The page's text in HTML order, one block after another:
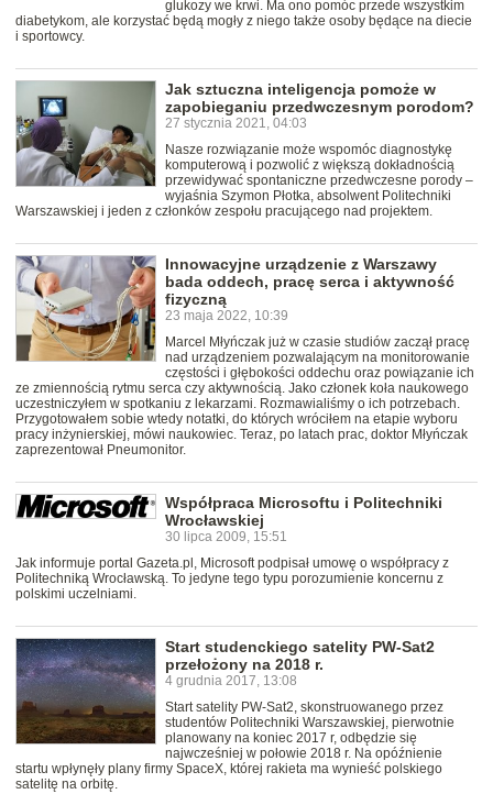
glukozy we krwi. Ma ono pomóc przede wszystkim
diabetykom, ale korzystać będą mogły z niego także osoby będące na diecie
i sportowcy.
Jak sztuczna inteligencja pomoże w
zapobieganiu przedwczesnym porodom?
27 stycznia 2021, 04:03
Nasze rozwiązanie może wspomóc diagnostykę
komputerową i pozwolić z większą dokładnością
przewidywać spontaniczne przedwczesne porody –
wyjaśnia Szymon Płotka, absolwent Politechniki
Warszawskiej i jeden z członków zespołu pracującego nad projektem.
Innowacyjne urządzenie z Warszawy
bada oddech, pracę serca i aktywność
fizyczną
23 maja 2022, 10:39
Marcel Młyńczak już w czasie studiów zaczął pracę
nad urządzeniem pozwalającym na monitorowanie
częstości i głębokości oddechu oraz powiązanie ich
ze zmiennością rytmu serca czy aktywnością. Jako członek koła naukowego
uczestniczyłem w spotkaniu z lekarzami. Rozmawialiśmy o ich potrzebach.
Przygotowałem sobie wtedy notatki, do których wróciłem na etapie wyboru
pracy inżynierskiej, mówi naukowiec. Teraz, po latach prac, doktor Młyńczak
zaprezentował Pneumonitor.
Współpraca Microsoftu i Politechniki
Wrocławskiej
30 lipca 2009, 15:51
Jak informuje portal Gazeta.pl, Microsoft podpisał umowę o współpracy z
Politechniką Wrocławską. To jedyne tego typu porozumienie koncernu z
polskimi uczelniami.
Start studenckiego satelity PW-Sat2
przełożony na 2018 r.
4 grudnia 2017, 13:08
Start satelity PW-Sat2, skonstruowanego przez
studentów Politechniki Warszawskiej, pierwotnie
planowany na koniec 2017 r, odbędzie się
najwcześniej w połowie 2018 r. Na opóźnienie
startu wpłynęły plany firmy SpaceX, której rakieta ma wynieść polskiego
satelitę na orbitę.